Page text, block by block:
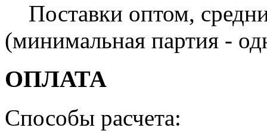
Поставки оптом,
(минимальная партия -
ОПЛАТА
Способы расчета: